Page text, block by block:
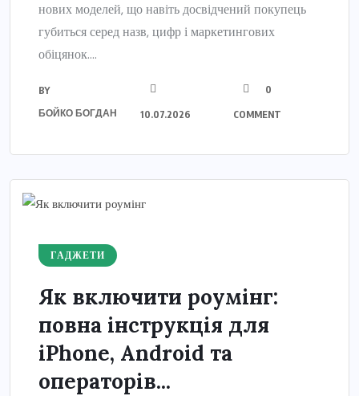
нових моделей, що навіть досвідчений покупець
губиться серед назв, цифр і маркетингових
обіцянок....
BY
БОЙКО БОГДАН
10.07.2026
0
COMMENT
ГАДЖЕТИ
Як включити роумінг:
повна інструкція для
iPhone, Android та
операторів...